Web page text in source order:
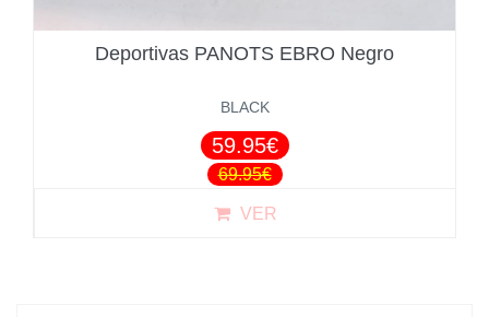
Deportivas PANOTS EBRO Negro
BLACK
59.95€
69.95€
VER